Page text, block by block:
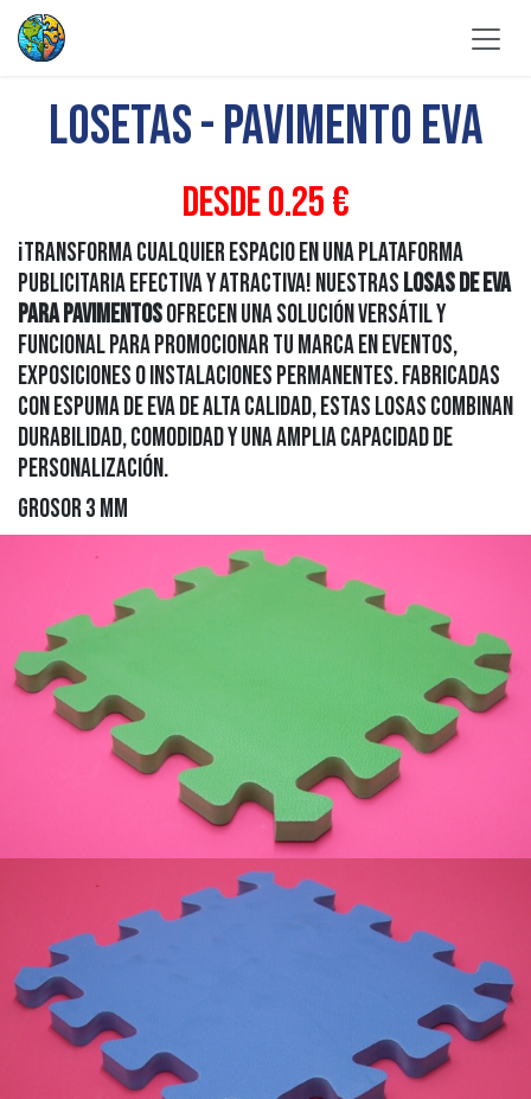
Ir al contenido
LOSETAS - PAVIMENTO EVA
DESDE 0.25 €
¡Transforma cualquier espacio en una plataforma
publicitaria efectiva y atractiva! Nuestraslosas de EVA
para pavimentosofrecen una solución versátil y
funcional para promocionar tu marca en eventos,
exposiciones o instalaciones permanentes. Fabricadas
con espuma de EVA de alta calidad, estas losas combinan
durabilidad, comodidad y una amplia capacidad de
personalización.
Grosor 3 mm